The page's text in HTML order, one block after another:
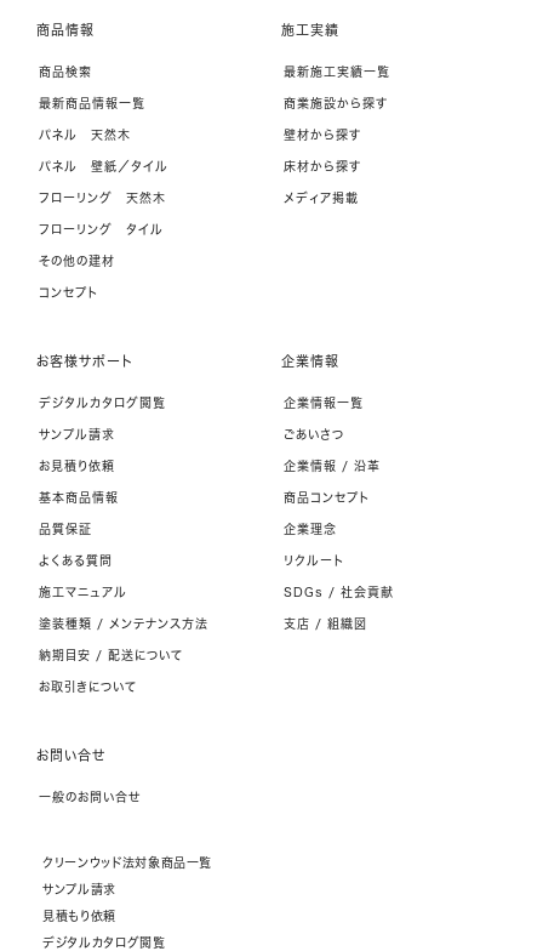
商品情報
商品検索
最新商品情報一覧
パネル 天然木
パネル 壁紙／タイル
フローリング 天然木
フローリング タイル
その他の建材
コンセプト
施工実績
最新施工実績一覧
商業施設から探す
壁材から探す
床材から探す
メディア掲載
お客様サポート
デジタルカタログ閲覧
サンプル請求
お見積り依頼
基本商品情報
品質保証
よくある質問
施工マニュアル
塗装種類 / メンテナンス方法
納期目安 / 配送について
お取引きについて
企業情報
企業情報一覧
ごあいさつ
企業情報 / 沿革
商品コンセプト
企業理念
リクルート
SDGs / 社会貢献
支店 / 組織図
お問い合せ
一般のお問い合せ
クリーンウッド法対象商品一覧
サンプル請求
見積もり依頼
デジタルカタログ閲覧